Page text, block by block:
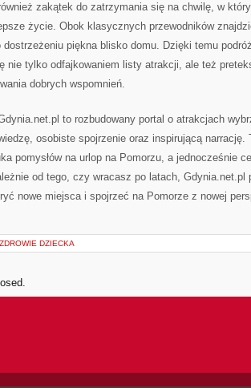
zakątek do zatrzymania się na chwilę, w
życie. Obok klasycznych przewodników
piękna blisko domu. Dzięki temu
nie tylko odfajkowaniem listy atrakcji, ale też
dobrych wspomnień.
to rozbudowany portal o atrakcjach
osobiste spojrzenie oraz inspirującą narrację.
pomysłów na urlop na Pomorzu, a jednocześnie
od tego, czy wracasz po latach, Gdynia.net.pl
nowe miejsca i spojrzeć na Pomorze z nowej
ZDROWIE DZIECKA